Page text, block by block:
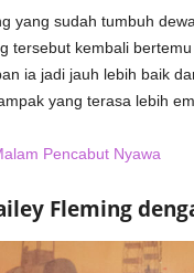
yang sudah tumbuh
tersebut kembali
ia jadi jauh lebih baik
yang terasa lebih
Pencabut Nyawa
Fleming